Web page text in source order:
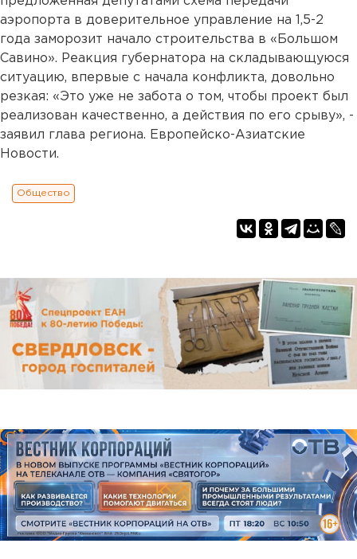
аэропорта в доверительное управление на 1,5-2
года заморозит начало строительства в «Большом
Савино». Реакция губернатора на складывающуюся
ситуацию, впервые с начала конфликта, довольно
резкая: «Это уже не забота о том, чтобы проект был
реализован качественно, а действия по его срыву», -
заявил глава региона. Европейско-Азиатские
Новости.
Общество